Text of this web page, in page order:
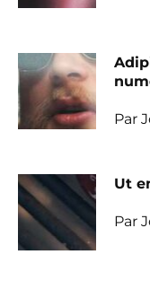
Par
Ut
Par